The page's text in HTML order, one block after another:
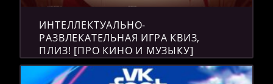
ИНТЕЛЛЕКТУАЛЬНО-
РАЗВЛЕКАТЕЛЬНАЯ ИГРА КВИЗ,
ПЛИЗ! [ПРО КИНО И МУЗЫКУ]